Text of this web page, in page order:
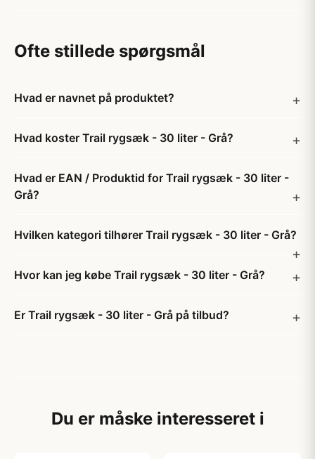
Ofte stillede spørgsmål
Hvad er navnet på produktet?
Hvad koster Trail rygsæk - 30 liter - Grå?
Hvad er EAN / Produktid for Trail rygsæk - 30 liter -
Grå?
Hvilken kategori tilhører Trail rygsæk - 30 liter - Grå?
Hvor kan jeg købe Trail rygsæk - 30 liter - Grå?
Er Trail rygsæk - 30 liter - Grå på tilbud?
Du er måske interesseret i